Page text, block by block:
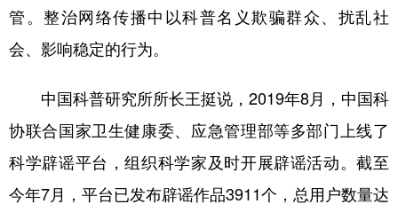
管。整治网络传播中以科普名义欺骗群众、扰乱社
会、影响稳定的行为。
中国科普研究所所长王挺说，2019年8月，中国科
协联合国家卫生健康委、应急管理部等多部门上线了
科学辟谣平台，组织科学家及时开展辟谣活动。截至
今年7月，平台已发布辟谣作品3911个，总用户数量达